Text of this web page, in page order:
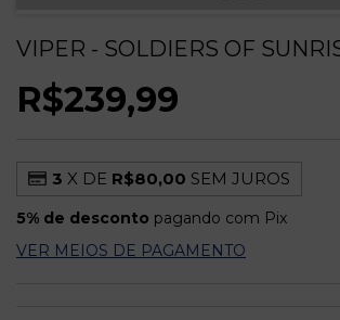
VIPER - SOLDIERS OF
R$239,99
3 X DE R$80,00 SEM JUROS
5% de desconto pagando com Pix
VER MEIOS DE PAGAMENTO